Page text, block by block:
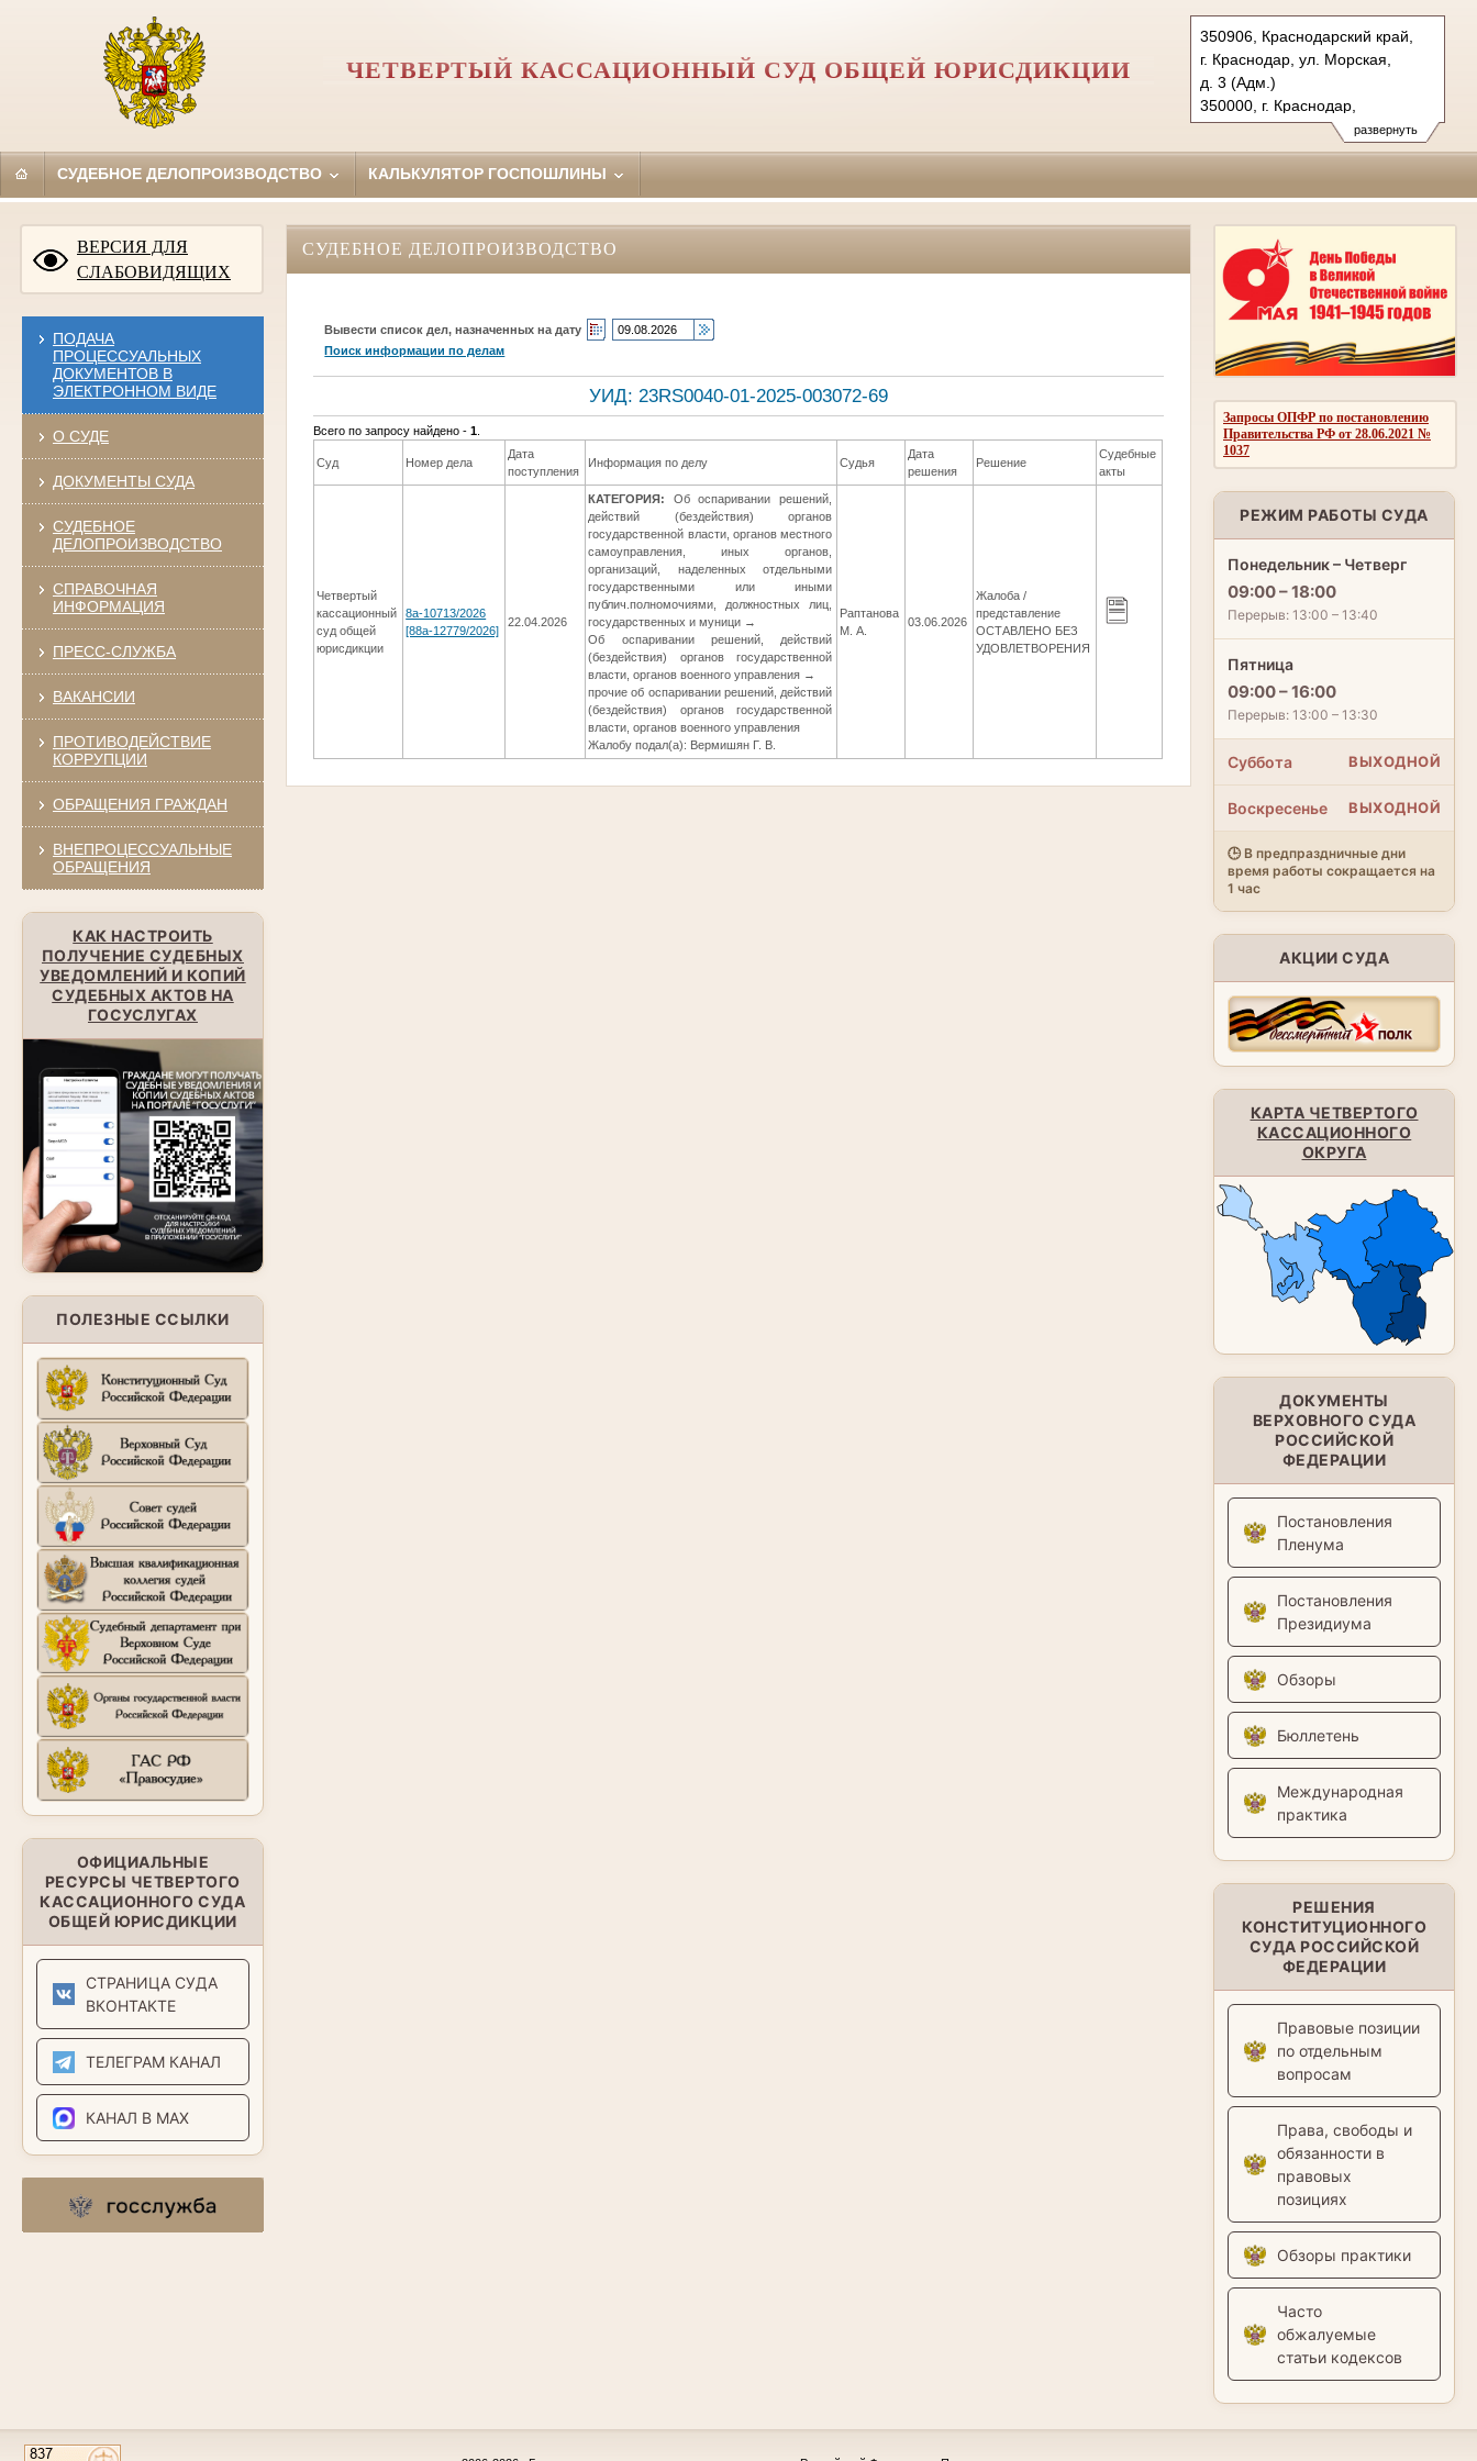
развернуть
350906, Краснодарский край,
г. Краснодар, ул. Морская,
д. 3 (Адм.)
350000, г. Краснодар,
ул. Красная, д.113 (Уг.)
350907, г. Краснодар,
Тел.: (861) 219-24-00
ЧЕТВЕРТЫЙ КАССАЦИОННЫЙ СУД ОБЩЕЙ ЮРИСДИКЦИИ
СУДЕБНОЕ ДЕЛОПРОИЗВОДСТВО КАЛЬКУЛЯТОР ГОСПОШЛИНЫ
ВЕРСИЯ ДЛЯ
СЛАБОВИДЯЩИХ
ПОДАЧА
ПРОЦЕССУАЛЬНЫХ
ДОКУМЕНТОВ В
ЭЛЕКТРОННОМ ВИДЕ
О СУДЕ
ДОКУМЕНТЫ СУДА
СУДЕБНОЕ
ДЕЛОПРОИЗВОДСТВО
СПРАВОЧНАЯ
ИНФОРМАЦИЯ
ПРЕСС-СЛУЖБА
ВАКАНСИИ
ПРОТИВОДЕЙСТВИЕ
КОРРУПЦИИ
ОБРАЩЕНИЯ ГРАЖДАН
ВНЕПРОЦЕССУАЛЬНЫЕ
ОБРАЩЕНИЯ
КАК НАСТРОИТЬ
ПОЛУЧЕНИЕ СУДЕБНЫХ
УВЕДОМЛЕНИЙ И КОПИЙ
СУДЕБНЫХ АКТОВ НА
ГОСУСЛУГАХ
ПОЛЕЗНЫЕ ССЫЛКИ
ОФИЦИАЛЬНЫЕ
РЕСУРСЫ ЧЕТВЕРТОГО
КАССАЦИОННОГО СУДА
ОБЩЕЙ ЮРИСДИКЦИИ
СТРАНИЦА СУДА
ВКОНТАКТЕ
ТЕЛЕГРАМ КАНАЛ
КАНАЛ В MAX
Запросы ОПФР по постановлению
Правительства РФ от 28.06.2021 №
1037
РЕЖИМ РАБОТЫ СУДА
Понедельник – Четверг
09:00 – 18:00
Перерыв: 13:00 – 13:40
Пятница
09:00 – 16:00
Перерыв: 13:00 – 13:30
Суббота ВЫХОДНОЙ
Воскресенье ВЫХОДНОЙ
🕒 В предпраздничные дни
время работы сокращается на
1 час
АКЦИИ СУДА
КАРТА ЧЕТВЕРТОГО
КАССАЦИОННОГО
ОКРУГА
ДОКУМЕНТЫ
ВЕРХОВНОГО СУДА
РОССИЙСКОЙ
ФЕДЕРАЦИИ
Постановления
Пленума
Постановления
Президиума
Обзоры
Бюллетень
Международная
практика
РЕШЕНИЯ
КОНСТИТУЦИОННОГО
СУДА РОССИЙСКОЙ
ФЕДЕРАЦИИ
Правовые позиции
по отдельным
вопросам
Права, свободы и
обязанности в
правовых
позициях
Обзоры практики
Часто
обжалуемые
статьи кодексов
СУДЕБНОЕ ДЕЛОПРОИЗВОДСТВО
Вывести список дел, назначенных на дату
Поиск информации по делам
УИД: 23RS0040-01-2025-003072-69
Всего по запросу найдено -1
Суд Номер дела
Дата
поступления
Информация по делу Судья
Дата
решения
Решение
Судебные
акты
Четвертый
кассационный
суд общей
юрисдикции
8а-10713/2026
[88а-12779/2026]
22.04.2026
КАТЕГОРИЯ: Об оспаривании решений,
действий (бездействия) органов
государственной власти, органов местного
самоуправления, иных органов,
организаций, наделенных отдельными
государственными или иными
публич.полномочиями, должностных лиц,
государственных и муници →
Об оспаривании решений, действий
(бездействия) органов государственной
власти, органов военного управления →
прочие об оспаривании решений, действий
(бездействия) органов государственной
власти, органов военного управления
Жалобу подал(а): Вермишян Г. В.
Раптанова
М. А.
03.06.2026
Жалоба /
представление
ОСТАВЛЕНО БЕЗ
УДОВЛЕТВОРЕНИЯ